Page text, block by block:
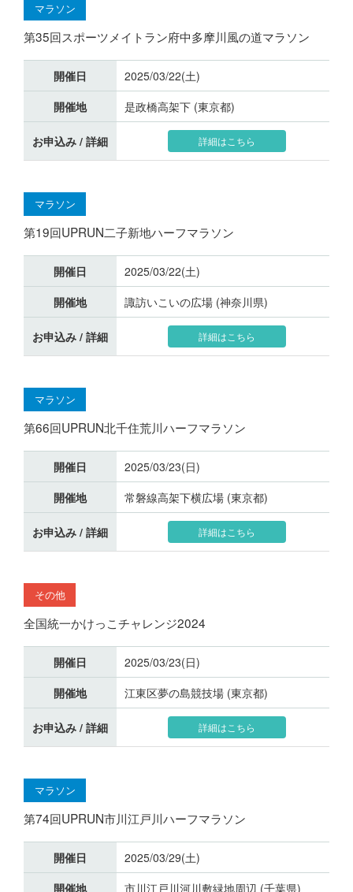
マラソン
第35回スポーツメイトラン府中多摩川風の道マラソン
開催日
2025/03/22(土)
開催地
是政橋高架下 (東京都)
お申込み / 詳細 詳細はこちら
マラソン
第19回UPRUN二子新地ハーフマラソン
開催日
2025/03/22(土)
開催地
諏訪いこいの広場 (神奈川県)
お申込み / 詳細 詳細はこちら
マラソン
第66回UPRUN北千住荒川ハーフマラソン
開催日
2025/03/23(日)
開催地
常磐線高架下横広場 (東京都)
お申込み / 詳細 詳細はこちら
その他
全国統一かけっこチャレンジ2024
開催日
2025/03/23(日)
開催地
江東区夢の島競技場 (東京都)
お申込み / 詳細 詳細はこちら
マラソン
第74回UPRUN市川江戸川ハーフマラソン
開催日
2025/03/29(土)
開催地
市川江戸川河川敷緑地周辺 (千葉県)